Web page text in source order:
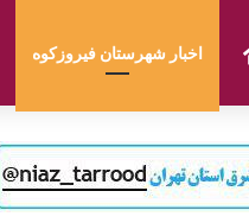
صفحه نخست
اخبار شهرستان فیروزکوه